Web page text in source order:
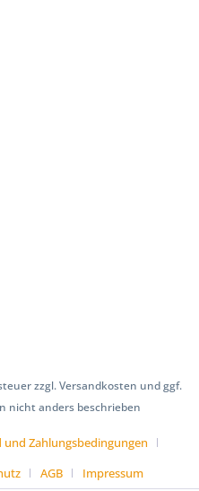
zzgl. Versandkosten und ggf.
nicht anders beschrieben
und Zahlungsbedingungen
AGB Impressum